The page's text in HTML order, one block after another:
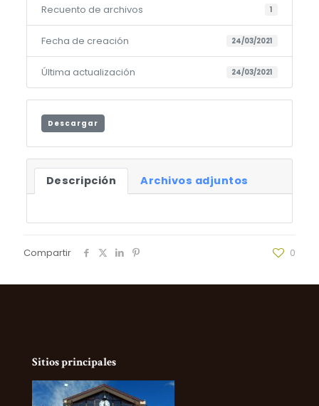
Recuento de archivos 1
Fecha de creación 24/03/2021
Última actualización 24/03/2021
Descargar
Descripción Archivos adjuntos
Compartir 0
Sitios principales